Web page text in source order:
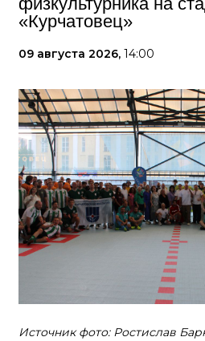
«Курчатовец»
09 августа 2026, 14:00
Источник фото: Ростислав